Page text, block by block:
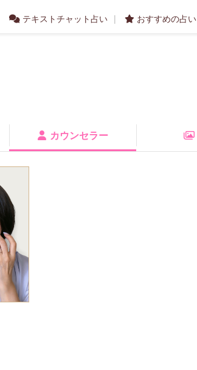
テキストチャット占い おすすめの占い
カウンセラー